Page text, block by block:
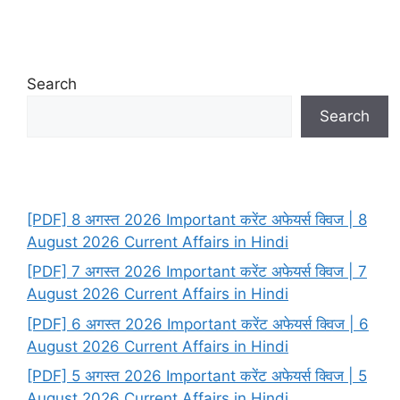
Search
Search
[PDF] 8 अगस्त 2026 Important करेंट अफेयर्स क्विज | 8
August 2026 Current Affairs in Hindi
[PDF] 7 अगस्त 2026 Important करेंट अफेयर्स क्विज | 7
August 2026 Current Affairs in Hindi
[PDF] 6 अगस्त 2026 Important करेंट अफेयर्स क्विज | 6
August 2026 Current Affairs in Hindi
[PDF] 5 अगस्त 2026 Important करेंट अफेयर्स क्विज | 5